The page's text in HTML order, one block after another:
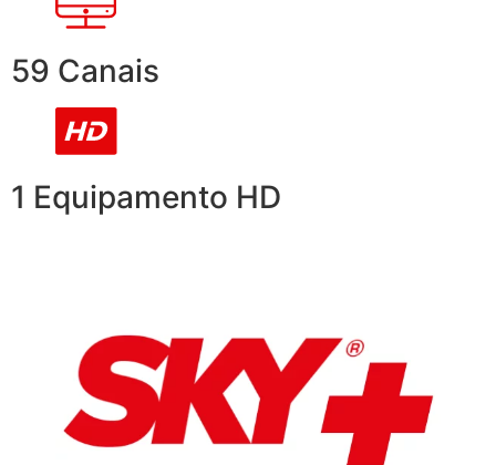
59 Canais
1 Equipamento HD